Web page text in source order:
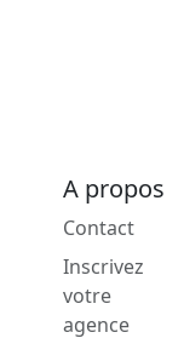
A propos
Contact
Inscrivez
votre
agence